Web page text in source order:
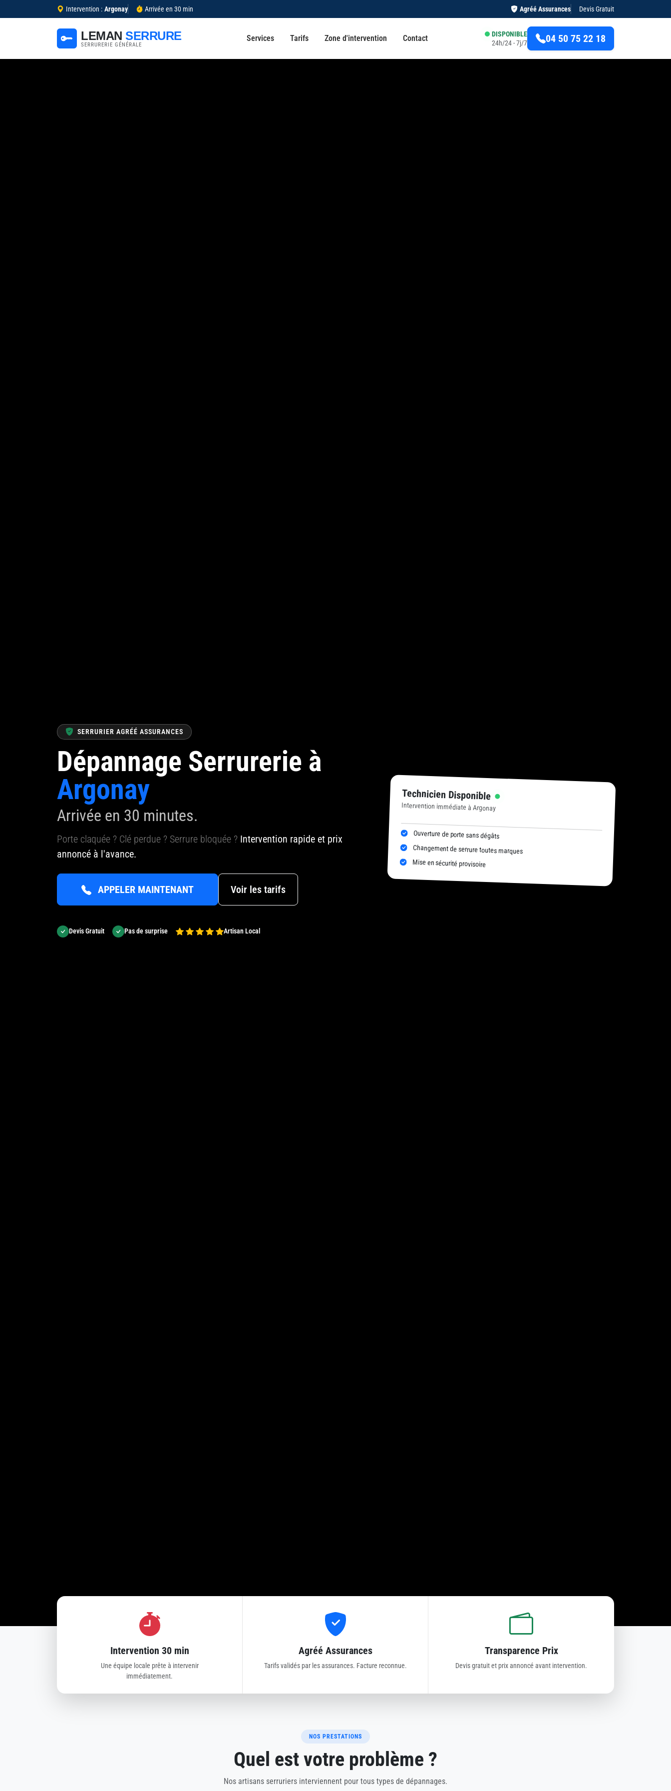
Intervention : Argonay Arrivée en 30 min Agréé Assurances Devis Gratuit
LEMAN SERRURE
SERRURERIE GÉNÉRALE
Services Tarifs Zone d'intervention Contact
DISPONIBLE
24h/24 - 7j/7
04 50 75 22 18
SERRURIER AGRÉÉ ASSURANCES
Dépannage Serrurerie à
Argonay
Arrivée en 30 minutes.
Porte claquée ? Clé perdue ? Serrure bloquée ? Intervention rapide et prix
annoncé à l'avance.
APPELER MAINTENANT Voir les tarifs
Devis Gratuit Pas de surprise Artisan Local
Technicien Disponible
Intervention immédiate à Argonay
Ouverture de porte sans dégâts
Changement de serrure toutes marques
Mise en sécurité provisoire
Intervention 30 min
Une équipe locale prête à intervenir
immédiatement.
Agréé Assurances
Tarifs validés par les assurances. Facture reconnue.
Transparence Prix
Devis gratuit et prix annoncé avant intervention.
NOS PRESTATIONS
Quel est votre problème ?
Nos artisans serruriers interviennent pour tous types de dépannages.